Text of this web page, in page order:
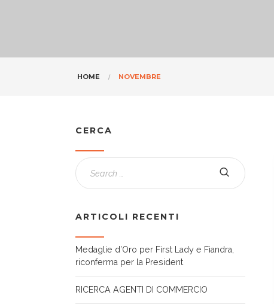
HOME NOVEMBRE
CERCA
ARTICOLI RECENTI
Medaglie d’Oro per First Lady e Fiandra,
riconferma per la President
RICERCA AGENTI DI COMMERCIO